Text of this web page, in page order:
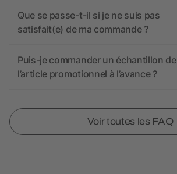
Que se passe-t-il si je ne suis pas
satisfait(e) de ma commande ?
Puis-je commander un échantillon de
l’article promotionnel à l’avance ?
Voir toutes les FAQ